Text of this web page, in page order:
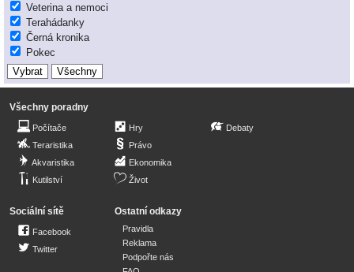
Veterina a nemoci
Terahádanky
Černá kronika
Pokec
Všechny poradny
Počítače
Teraristika
Akvaristika
Kutilství
Hry
Právo
Ekonomika
Život
Debaty
Sociální sítě
Facebook
Twitter
Ostatní odkazy
Pravidla
Reklama
Podpořte nás